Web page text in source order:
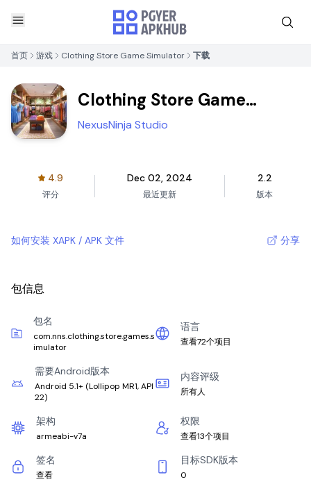
首页 游戏 Clothing Store Game Simulator 下载
Clothing Store Game
Simulator
NexusNinja Studio
4.9
评分
Dec 02, 2024
最近更新
2.2
版本
如何安装 XAPK / APK 文件 分享
包信息
包名
com.nns.clothing.store.games.s
imulator
语言
查看72个项目
需要Android版本
Android 5.1+ (Lollipop MR1, API
22)
内容评级
所有人
架构
armeabi-v7a
权限
查看13个项目
签名
查看
目标SDK版本
0